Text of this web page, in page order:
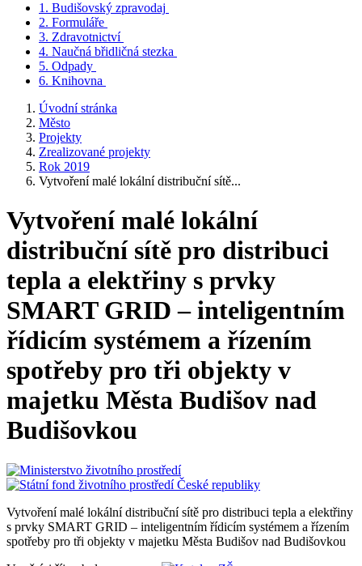
1. Budišovský zpravodaj
2. Formuláře
3. Zdravotnictví
4. Naučná břidličná stezka
5. Odpady
6. Knihovna
Úvodní stránka
Město
Projekty
Zrealizované projekty
Rok 2019
Vytvoření malé lokální distribuční sítě...
Vytvoření malé lokální
distribuční sítě pro distribuci
tepla a elektřiny s prvky
SMART GRID – inteligentním
řídicím systémem a řízením
spotřeby pro tři objekty v
majetku Města Budišov nad
Budišovkou
Vytvoření malé lokální distribuční sítě pro distribuci tepla a elektřiny
s prvky SMART GRID – inteligentním řídicím systémem a řízením
spotřeby pro tři objekty v majetku Města Budišov nad Budišovkou